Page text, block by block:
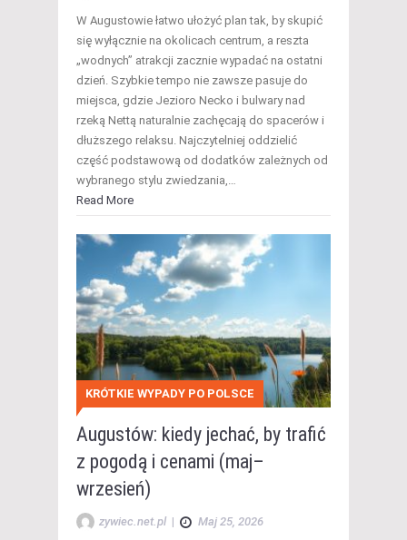
W Augustowie łatwo ułożyć plan tak, by skupić
się wyłącznie na okolicach centrum, a reszta
„wodnych” atrakcji zacznie wypadać na ostatni
dzień. Szybkie tempo nie zawsze pasuje do
miejsca, gdzie Jezioro Necko i bulwary nad
rzeką Nettą naturalnie zachęcają do spacerów i
dłuższego relaksu. Najczytelniej oddzielić
część podstawową od dodatków zależnych od
wybranego stylu zwiedzania,…
Read More
KRÓTKIE WYPADY PO POLSCE
Augustów: kiedy jechać, by trafić
z pogodą i cenami (maj–
wrzesień)
zywiec.net.pl | Maj 25, 2026